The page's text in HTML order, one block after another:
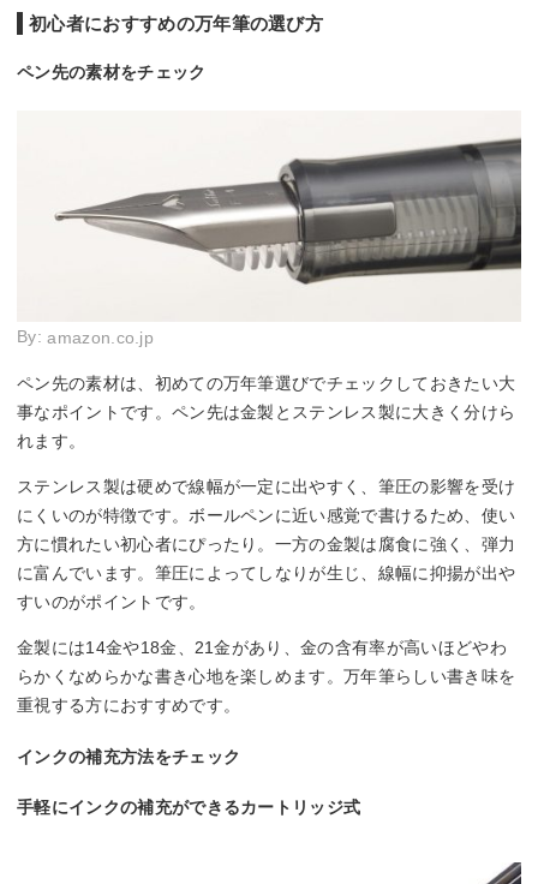
初心者におすすめの万年筆の選び方
ペン先の素材をチェック
By:amazon.co.jp
ペン先の素材は、初めての万年筆選びでチェックしておきたい大
事なポイントです。ペン先は金製とステンレス製に大きく分けら
れます。
ステンレス製は硬めで線幅が一定に出やすく、筆圧の影響を受け
にくいのが特徴です。ボールペンに近い感覚で書けるため、使い
方に慣れたい初心者にぴったり。一方の金製は腐食に強く、弾力
に富んでいます。筆圧によってしなりが生じ、線幅に抑揚が出や
すいのがポイントです。
金製には14金や18金、21金があり、金の含有率が高いほどやわ
らかくなめらかな書き心地を楽しめます。万年筆らしい書き味を
重視する方におすすめです。
インクの補充方法をチェック
手軽にインクの補充ができるカートリッジ式